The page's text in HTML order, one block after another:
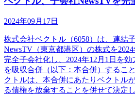
2024年09月17日
株式会社ベクトル（6058）は、連結
NewsTV（東京都港区）の株式を
完全子会社化し、2024年12月1日を
を吸収合併（以下：本合併）するこ
クトルは、本合併にあたりベクトル
る債権を放棄することを併せて決定